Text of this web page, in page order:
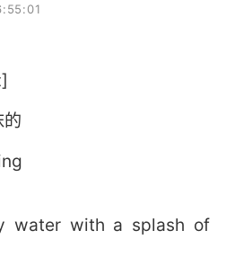
water with a splash of